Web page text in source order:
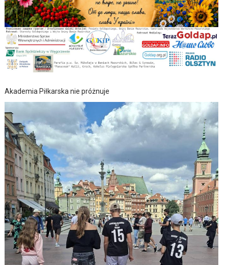
Akademia Piłkarska nie próżnuje